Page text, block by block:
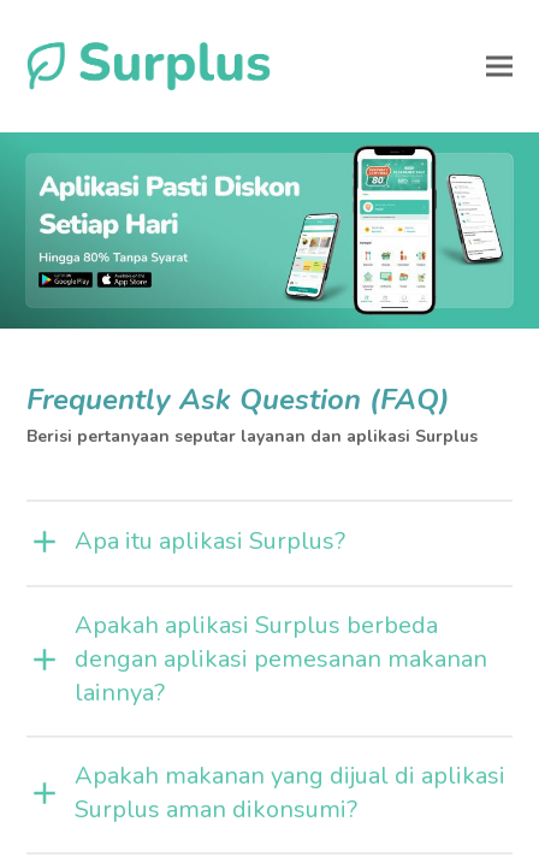
Frequently Ask Question (FAQ)
Berisi pertanyaan seputar layanan dan aplikasi Surplus
Apa itu aplikasi Surplus?
Apakah aplikasi Surplus berbeda
dengan aplikasi pemesanan makanan
lainnya?
Apakah makanan yang dijual di aplikasi
Surplus aman dikonsumi?